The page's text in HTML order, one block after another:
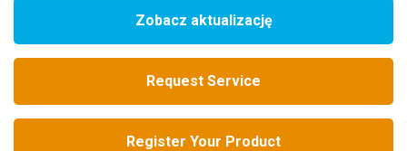
Zobacz aktualizację
Request Service
Register Your Product